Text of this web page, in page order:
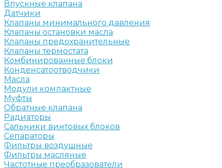
Впускные клапана
Датчики
Клапаны минимального давления
Клапаны остановки масла
Клапаны предохранительные
Клапаны термостата
Комбинированные блоки
Конденсатоотводчики
Масла
Модули компактные
Муфты
Обратные клапана
Радиаторы
Сальники винтовых блоков
Сепараторы
Фильтры воздушные
Фильтры масляные
Частотные преобразователи